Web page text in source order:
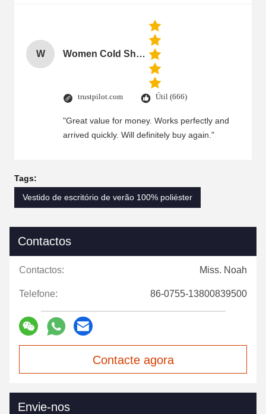
W Women Cold Shoulder V Neck Rayon Blouse
trustpilot.com Útil (666)
"Great value for money. Works perfectly and
arrived quickly. Will definitely buy again."
Tags:
Vestido de escritório de verão 100% poliéster
Contactos
Contactos: Miss. Noah
Telefone: 86-0755-13800839500
Contacte agora
Envie-nos